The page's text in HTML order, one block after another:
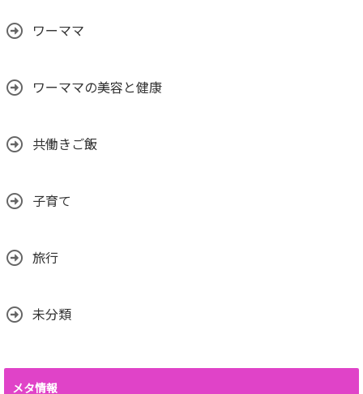
ワーママ
ワーママの美容と健康
共働きご飯
子育て
旅行
未分類
メタ情報